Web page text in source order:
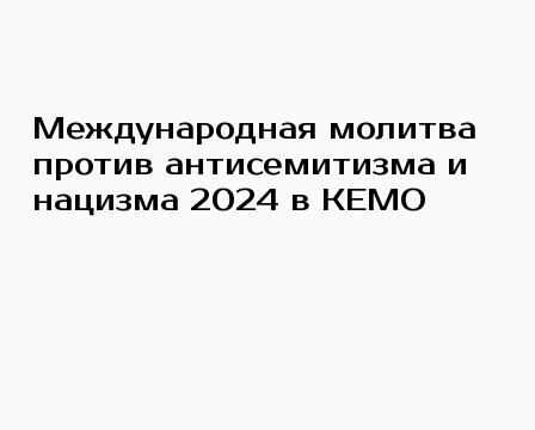
Международная молитва
против антисемитизма и
нацизма 2024 в КЕМО